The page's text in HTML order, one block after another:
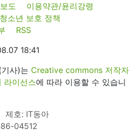
도
이용약관/윤리강령
청소년 보호 정책
RSS
18:41
사)는 Creative commons 저작자
라이선스에 따라 이용할 수 있습니
제호: IT동아
86-04512